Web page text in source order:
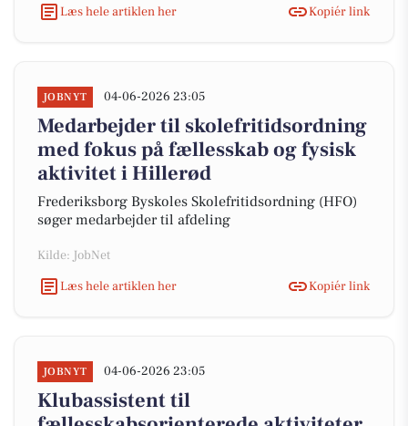
Læs hele artiklen her
Kopiér link
JOBNYT 04-06-2026 23:05
Medarbejder til skolefritidsordning
med fokus på fællesskab og fysisk
aktivitet i Hillerød
Frederiksborg Byskoles Skolefritidsordning (HFO)
søger medarbejder til afdeling
Kilde: JobNet
Læs hele artiklen her
Kopiér link
JOBNYT 04-06-2026 23:05
Klubassistent til